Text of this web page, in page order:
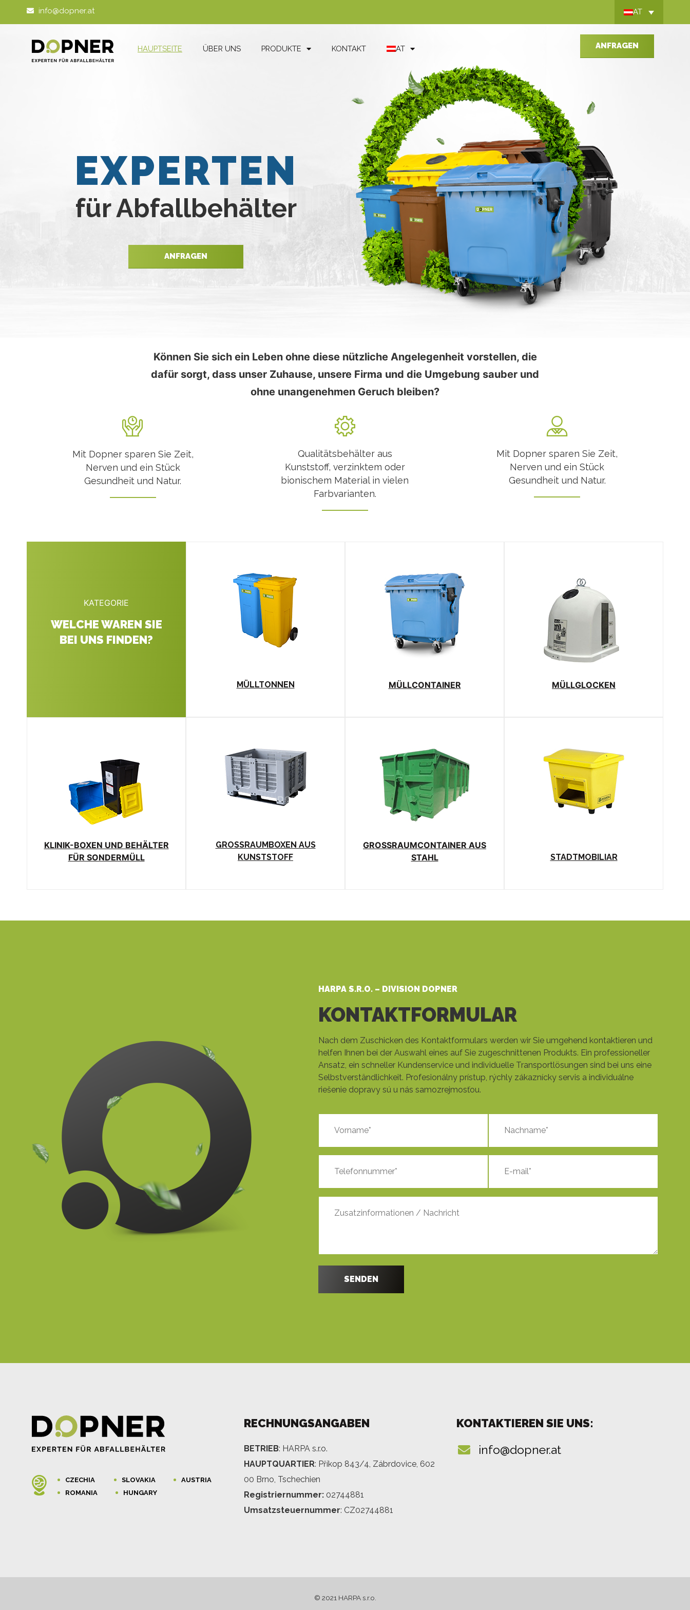
info@dopner.at AT
HAUPTSEITE ÜBER UNS PRODUKTE KONTAKT AT ANFRAGEN
EXPERTEN
für Abfallbehälter
ANFRAGEN
Können Sie sich ein Leben ohne diese nützliche Angelegenheit vorstellen, die
dafür sorgt, dass unser Zuhause, unsere Firma und die Umgebung sauber und
ohne unangenehmen Geruch bleiben?
Mit Dopner sparen Sie Zeit,
Nerven und ein Stück
Gesundheit und Natur.
Qualitätsbehälter aus
Kunststoff, verzinktem oder
bionischem Material in vielen
Farbvarianten.
Mit Dopner sparen Sie Zeit,
Nerven und ein Stück
Gesundheit und Natur.
KATEGORIE
WELCHE WAREN SIE
BEI UNS FINDEN?
MÜLLTONNEN MÜLLCONTAINER MÜLLGLOCKEN
KLINIK-BOXEN UND BEHÄLTER
FÜR SONDERMÜLL
GROSSRAUMBOXEN AUS
KUNSTSTOFF
GROSSRAUMCONTAINER AUS
STAHL
STADTMOBILIAR
HARPA S.R.O. – DIVISION DOPNER
KONTAKTFORMULAR
Nach dem Zuschicken des Kontaktformulars werden wir Sie umgehend kontaktieren und
helfen Ihnen bei der Auswahl eines auf Sie zugeschnittenen Produkts. Ein professioneller
Ansatz, ein schneller Kundenservice und individuelle Transportlösungen sind bei uns eine
Selbstverständlichkeit. Profesionálny prístup, rýchly zákaznícky servis a individuálne
riešenie dopravy sú u nás samozrejmosťou.
CZECHIA SLOVAKIA
AUSTRIA
ROMANIA
HUNGARY
RECHNUNGSANGABEN
BETRIEB: HARPA s.r.o.
HAUPTQUARTIER: Příkop 843/4, Zábrdovice, 602
00 Brno, Tschechien
Registriernummer: 02744881
Umsatzsteuernummer: CZ02744881
KONTAKTIEREN SIE UNS:
info@dopner.at
© 2021 HARPA s.r.o.